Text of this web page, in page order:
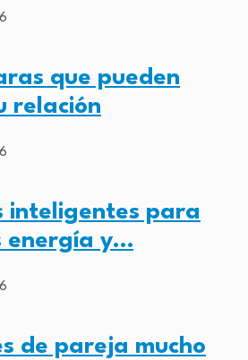
que pueden
relación
inteligentes para
energía y…
de pareja mucho